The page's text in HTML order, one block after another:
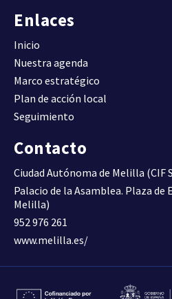
Enlaces
Inicio
Nuestra agenda
Marco estratégico
Plan de acción local
Seguimiento
Contacto
Ciudad Autónoma de Melilla (CIF
Palacio de la Asamblea. Plaza de
Melilla)
952 976 261
www.melilla.es/